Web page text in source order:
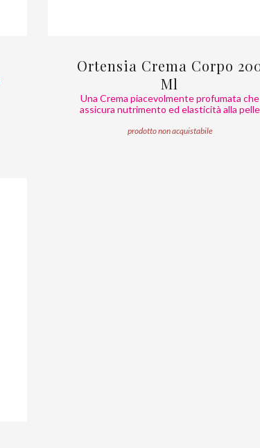
Ortensia Crema Corpo
Ml
Una Crema piacevolmente profumata che
assicura nutrimento ed elasticità alla pelle
prodotto non acquistabile